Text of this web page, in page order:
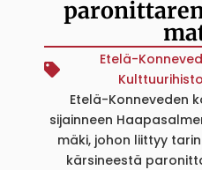
Etelä-
Etelä-Konneveden
sijainneen
mäki, johon liittyy
kärsineestä